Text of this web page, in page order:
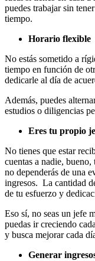
puedes trabajar sin
tiempo.
Horario flexible
No estás sometido a
tiempo en función de
dedicarle al día de
Además, puedes
estudios o diligencias
Eres tu propio
No tienes que estar
cuentas a nadie,
no dependerás de una
ingresos. La cantidad
de tu esfuerzo y
Eso sí, no seas un jefe
puedas ir creciendo
y busca mejorar cada
Generar